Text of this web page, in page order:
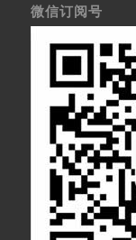
微信订阅号